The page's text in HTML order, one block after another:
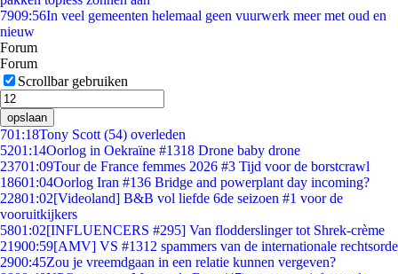
7909:56In veel gemeenten helemaal geen vuurwerk meer met oud en
nieuw
Forum
Forum
Scrollbar gebruiken
opslaan
701:18Tony Scott (54) overleden
5201:14Oorlog in Oekraïne #1318 Drone baby drone
23701:09Tour de France femmes 2026 #3 Tijd voor de borstcrawl
18601:04Oorlog Iran #136 Bridge and powerplant day incoming?
22801:02[Videoland] B&B vol liefde 6de seizoen #1 voor de
vooruitkijkers
5801:02[INFLUENCERS #295] Van flodderslinger tot Shrek-crème
21900:59[AMV] VS #1312 spammers van de internationale rechtsorde
2900:45Zou je vreemdgaan in een relatie kunnen vergeven?